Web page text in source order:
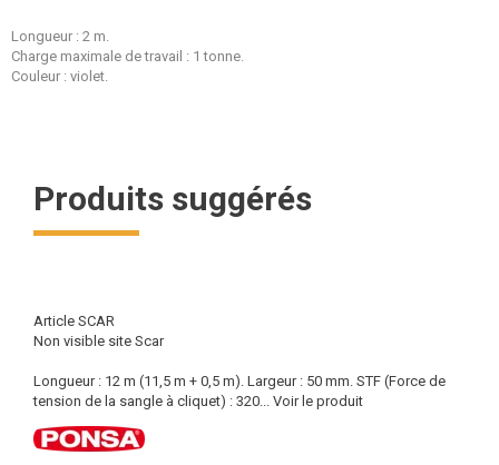
Longueur : 2 m.
Charge maximale de travail : 1 tonne.
Couleur : violet.
Produits suggérés
Article SCAR
Non visible site Scar
Longueur : 12 m (11,5 m + 0,5 m). Largeur : 50 mm. STF (Force de
tension de la sangle à cliquet) : 320... Voir le produit